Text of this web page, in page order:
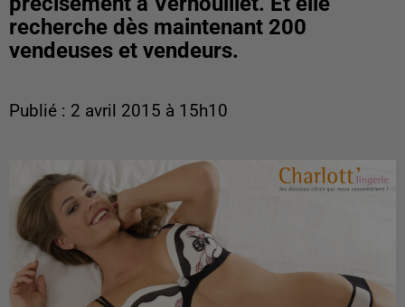
recherche dès maintenant 200
vendeuses et vendeurs.
Publié : 2 avril 2015 à 15h10